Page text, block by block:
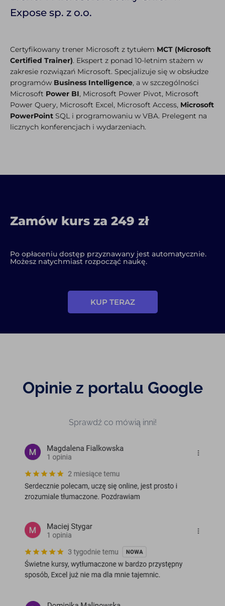
Expose sp. z o.o.
Certyfikowany trener Microsoft z tytułem MCT (Microsoft
Certified Trainer). Ekspert z ponad 10-letnim stażem w
zakresie rozwiązań Microsoft. Specjalizuje się w obsłudze
programów Business Intelligence, a w szczególności
Microsoft Power BI, Microsoft Power Pivot, Microsoft
Power Query, Microsoft Excel, Microsoft Access, Microsoft
PowerPoint SQL i programowaniu w VBA. Prelegent na
licznych konferencjach i wydarzeniach.
Zamów kurs za 249 zł
Po opłaceniu dostęp przyznawany jest automatycznie.
Możesz natychmiast rozpocząć naukę.
KUP TERAZ
Opinie z portalu Google
Sprawdź co mówią inni!